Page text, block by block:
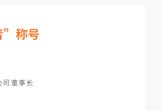
”称号
司董事长